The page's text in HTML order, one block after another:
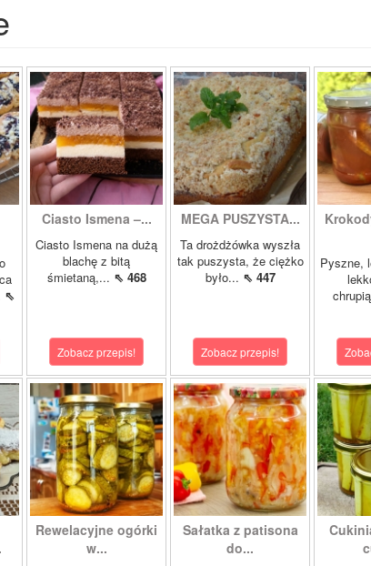
⇖
Ciasto Ismena –...
Ciasto Ismena na dużą
blachę z bitą
śmietaną,... ⇖ 468
Zobacz przepis!
MEGA PUSZYSTA...
Ta drożdżówka wyszła
tak puszysta, że ciężko
było... ⇖ 447
Zobacz przepis!
Pyszne,
Rewelacyjne ogórki
w...
Sałatka z patisona
do...